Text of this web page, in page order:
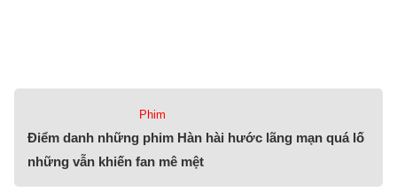
Phim
Điểm danh những phim Hàn hài hước lãng mạn quá lố
những vẫn khiến fan mê mệt